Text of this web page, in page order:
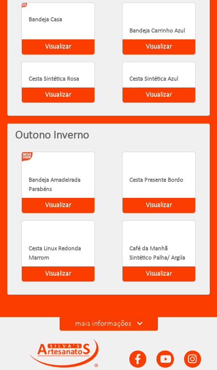
Bandeja Casa
Visualizar
Bandeja Carrinho Azul
Visualizar
Cesta Sintética Rosa
Visualizar
Cesta Sintética Azul
Visualizar
Outono Inverno
Bandeja Amadeirada
Parabéns
Visualizar
Cesta Presente Bordo
Visualizar
Cesta Linux Redonda
Marrom
Visualizar
Café da Manhã
Sintético Palha/ Argila
Visualizar
mais informações